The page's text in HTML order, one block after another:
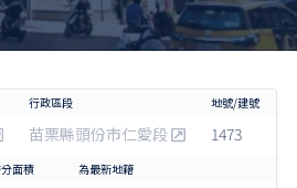
苗栗縣頭份市仁愛段 1473